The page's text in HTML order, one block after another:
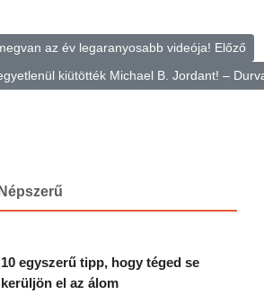
az év legaranyosabb videója! Előző
kiütötték Michael B. Jordant! –
Népszerű
10 egyszerű tipp, hogy téged se
kerüljön el az álom